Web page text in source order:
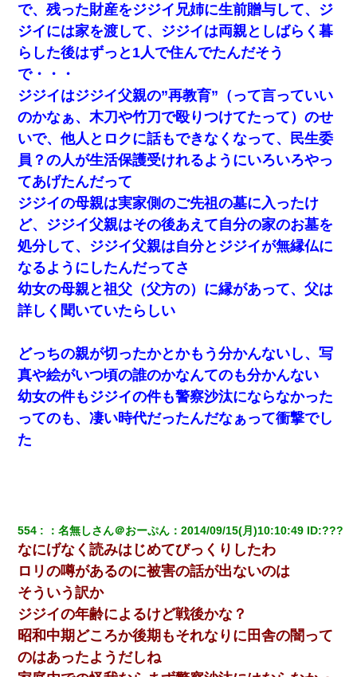
小学生の妹が20代の弟とチューしてるのに、見て見ぬふりの親を
見てから実家を出た。それから15年、妹が弟の子を妊娠したらし
くもう堕胎できない月なんだと母から連絡がきた…｜生活｜ワロ
タあんてな
ケーキバイキングにいた単独の50くらいのオッサン、強烈だっ
た。
とっさに女児を捕まえたら変質者扱いされた。母親「あっち行っ
てよ！気持ち悪い！（ｼｯｼｯ」→ 後日、俺を見つけた母親がすっ飛
んできて・・・
17年飼っていた犬が亡くなった。鼻水垂らし嗚咽する私に、猫が
近づいて頭突きをしてきて…
｢昨日はお兄ちゃんと一緒にお風呂に入っちゃった～｣とか毎日兄
の話をしていたA子が事故で亡くなった。→Ａ子のお母さんの話に
驚愕…
てさ～ほんと恥ずかしいわよね～（大声」新郎両親「！！！（土
下座」→ 結果・・・
昨日37歳のおばさんと行為したんだけどめちゃくちゃだった
彼氏の家に泊まる事になり、ゲームで盛り上がってさぁ寝よう！
隣室のお婆ちゃん「下階からの異臭に困ってる、今もすっごく臭
い」私「変だなあ～なにも臭わないよ」→ その後。警察『絶対に
窓とドアを開けないで』
妊娠中に「おいこのブタ女！てめー席譲れ！」と絡まれ腹を殴る
真似された。泣きながら夫に話すと一年後に…
で、残った財産をジジイ兄姉に生前贈与して、ジ
ジイには家を渡して、ジジイは両親としばらく暮
らした後はずっと1人で住んでたんだそう
で・・・
ジジイはジジイ父親の”再教育”（って言っていい
のかなぁ、木刀や竹刀で殴りつけてたって）のせ
いで、他人とロクに話もできなくなって、民生委
員？の人が生活保護受けれるようにいろいろやっ
てあげたんだって
ジジイの母親は実家側のご先祖の墓に入ったけ
ど、ジジイ父親はその後あえて自分の家のお墓を
処分して、ジジイ父親は自分とジジイが無縁仏に
なるようにしたんだってさ
幼女の母親と祖父（父方の）に縁があって、父は
詳しく聞いていたらしい
どっちの親が切ったかとかもう分かんないし、写
真や絵がいつ頃の誰のかなんてのも分かんない
幼女の件もジジイの件も警察沙汰にならなかった
ってのも、凄い時代だったんだなぁって衝撃でし
た
554 ：名無しさん＠おーぷん ：2014/09/15(月)10:10:49 ID:???
なにげなく読みはじめてびっくりしたわ
ロリの噂があるのに被害の話が出ないのは
そういう訳か
ジジイの年齢によるけど戦後かな？
昭和中期どころか後期もそれなりに田舎の闇って
のはあったようだしね